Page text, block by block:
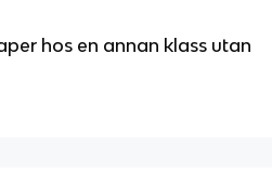
hos en annan klass utan